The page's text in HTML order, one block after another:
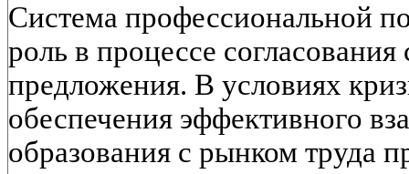
Система профессиональной
роль в процессе согласования
предложения. В условиях
обеспечения эффективного
образования с рынком труда